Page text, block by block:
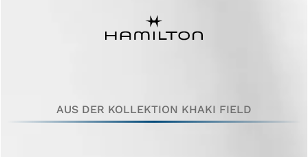
AUS DER KOLLEKTION KHAKI FIELD